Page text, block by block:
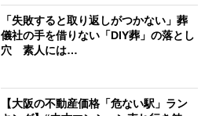
「失敗すると取り返しがつかない」葬
儀社の手を借りない「DIY葬」の落とし
穴 素人には…
【大阪の不動産価格「危ない駅」ラン